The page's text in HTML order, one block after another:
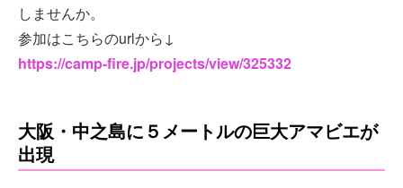
しませんか。
参加はこちらのurlから↓
https://camp-fire.jp/projects/view/325332
大阪・中之島に５メートルの巨大アマビエが
出現